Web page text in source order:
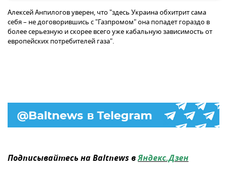
Алексей Анпилогов уверен, что "здесь Украина обхитрит сама
себя – не договорившись с "Газпромом" она попадет гораздо в
более серьезную и скорее всего уже кабальную зависимость от
европейских потребителей газа".
Подписывайтесь на Baltnews вЯндекс.Дзен